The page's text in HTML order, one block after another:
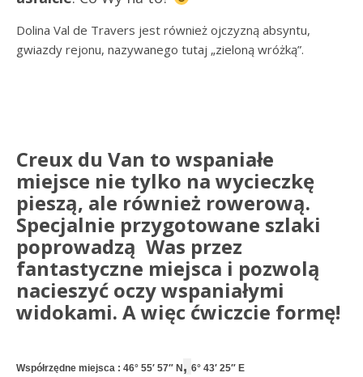
Dolina Val de Travers jest również ojczyzną absyntu,
gwiazdy rejonu, nazywanego tutaj „zieloną wróżką”.
Creux du Van to wspaniałe
miejsce nie tylko na wycieczkę
pieszą, ale również rowerową.
Specjalnie przygotowane szlaki
poprowadzą Was przez
fantastyczne miejsca i pozwolą
nacieszyć oczy wspaniałymi
widokami. A więc ćwiczcie formę!
Współrzędne miejsca : 46° 55′ 57″ N , 6° 43′ 25″ E